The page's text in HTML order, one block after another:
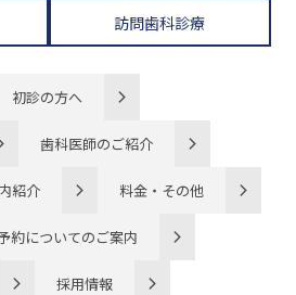
訪問歯科診療
初診の方へ
歯科医師のご紹介
紹介 料金・その他
約についてのご案内
採用情報